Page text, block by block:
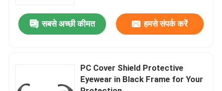
एक उद्धरण का अनुरोध करें
सुरक्षा चश्मा काले चश्मे
सबसे अच्छी कीमत हमसे संपर्क करें
PC Cover Shield Protective
Eyewear in Black Frame for Your